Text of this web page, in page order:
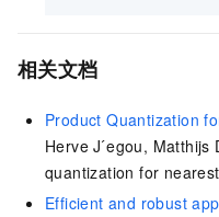
相关文档
Product Quantization
Herve J ́egou, Matthijs
quantization for
Efficient and robust